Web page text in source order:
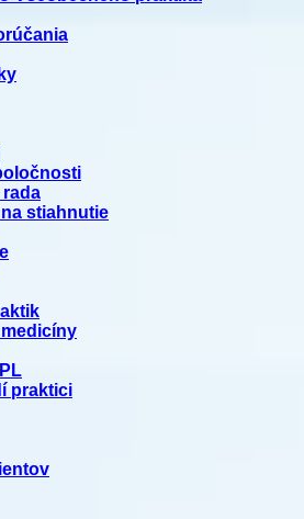
rada
stiahnutie
praktici